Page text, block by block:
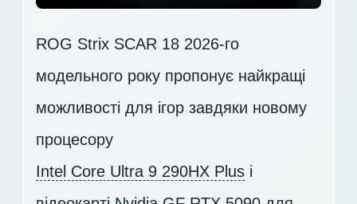
ROG Strix SCAR 18 2026-го
модельного року пропонує найкращі
можливості для ігор завдяки новому
процесору
Intel Core Ultra 9 290HX Plus і